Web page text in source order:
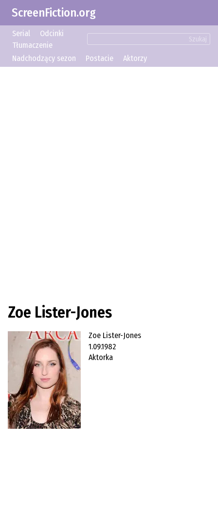
ScreenFiction.org
Szukaj
Serial
Odcinki
Tłumaczenie
Nadchodzący sezon
Postacie Aktorzy
Zoe Lister-Jones
Zoe Lister-Jones
1.09.1982
Aktorka